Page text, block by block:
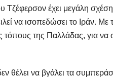
Τζέφερσον έχει μεγάλη
να ισοπεδώσει το Ιράν.
της Παλλάδας, για να
θέλει να βγάλει τα